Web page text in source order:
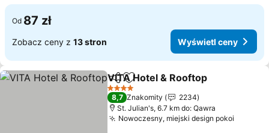
Od 87 zł
Zobacz ceny z 13 stron Wyświetl ceny
Udostępnij
Dodaj do ulubionych
VITA Hotel & Rooftop
4 Kategoria
8,7 Znakomity
2234
St. Julian's, 6.7 km do: Qawra
Nowoczesny, miejski design pokoi